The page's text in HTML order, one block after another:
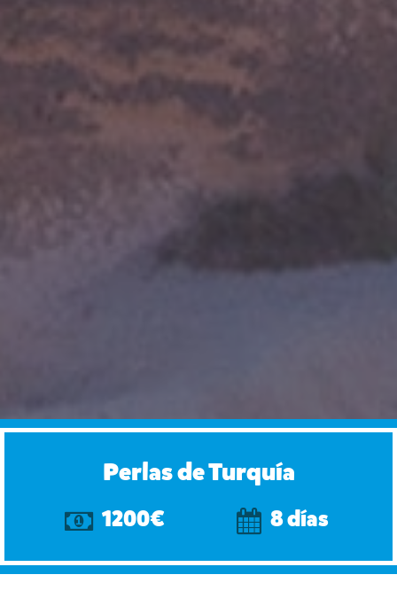
Perlas de Turquía
1200€ 8 días